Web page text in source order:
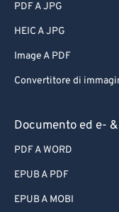
PDF A JPG
HEIC A JPG
Image A PDF
Convertitore di
Documento ed e- &
PDF A WORD
EPUB A PDF
EPUB A MOBI